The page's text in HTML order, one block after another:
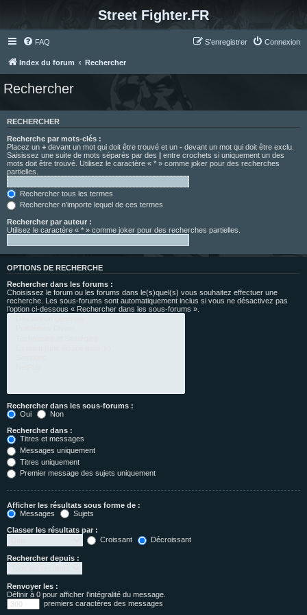
Street Fighter.FR
FAQ Connexion
S’enregistrer
Index du forum Rechercher
Rechercher
RECHERCHER
Recherche par mots-clés :
Placez un + devant un mot qui doit être trouvé et un - devant un mot qui doit être exclu.
Saisissez une suite de mots séparés par des | entre crochets si uniquement un des
mots doit être trouvé. Utilisez le caractère « * » comme joker pour des recherches
partielles.
Rechercher tous les termes
Rechercher n’importe lequel de ces termes
Rechercher par auteur :
Utilisez le caractère « * » comme joker pour des recherches partielles.
OPTIONS DE RECHERCHE
Rechercher dans les forums :
Choisissez le forum ou les forums dans le(s)quel(s) vous souhaitez effectuer une
recherche. Les sous-forums sont automatiquement inclus si vous ne désactivez pas
l’option ci-dessous « Rechercher dans les sous-forums ».
Rechercher dans les sous-forums :
Oui
Non
Rechercher dans :
Titres et messages
Messages uniquement
Titres uniquement
Premier message des sujets uniquement
Afficher les résultats sous forme de :
Messages
Sujets
Classer les résultats par :
Croissant
Décroissant
Rechercher depuis :
Renvoyer les :
Définir à 0 pour afficher l’intégralité du message.
premiers caractères des messages